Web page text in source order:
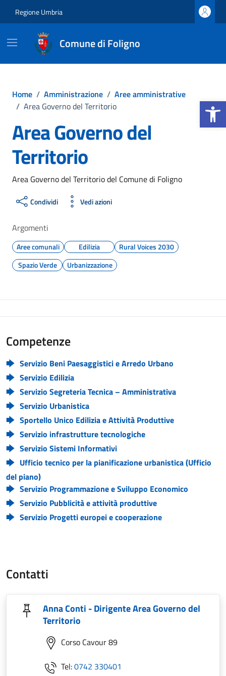
Apri la
Regione Umbria
Comune di Foligno
Home / Amministrazione / Aree amministrative
/ Area Governo del Territorio
Area Governo del
Territorio
Area Governo del Territorio del Comune di Foligno
Condividi Vedi azioni
Argomenti
Aree comunali Edilizia
Rural Voices 2030
Spazio Verde
Urbanizzazione
Competenze
Servizio Beni Paesaggistici e Arredo Urbano
Servizio Edilizia
Servizio Segreteria Tecnica – Amministrativa
Servizio Urbanistica
Sportello Unico Edilizia e Attività Produttive
Servizio infrastrutture tecnologiche
Servizio Sistemi Informativi
Ufficio tecnico per la pianificazione urbanistica (Ufficio
del piano)
Servizio Programmazione e Sviluppo Economico
Servizio Pubblicità e attività produttive
Servizio Progetti europei e cooperazione
Contatti
Anna Conti - Dirigente Area Governo del
Territorio
Corso Cavour 89
Tel:0742 330401